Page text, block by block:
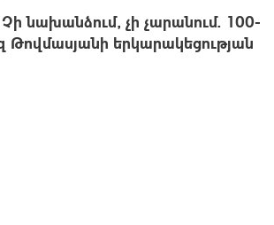
Չի նախանձում, չի չարանում. 100-
Թովմասյանի երկարակեցության